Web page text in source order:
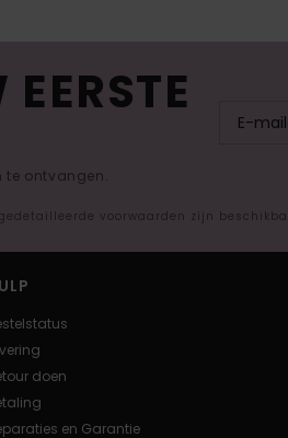
te ontvangen.
voorwaarden zijn
doen
en Garantie